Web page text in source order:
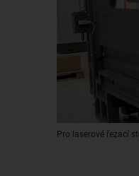
Pro laserové řezací